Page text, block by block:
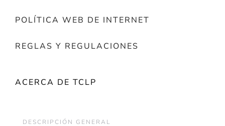
POLÍTICA WEB DE INTERNET
REGLAS Y REGULACIONES
ACERCA DE TCLP
DESCRIPCIÓN GENERAL